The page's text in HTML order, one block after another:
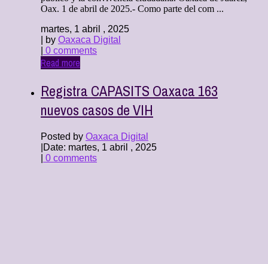
Oax. 1 de abril de 2025.- Como parte del com ...
martes, 1 abril , 2025
| by Oaxaca Digital
0 comments
Read more
Registra CAPASITS Oaxaca 163
nuevos casos de VIH
Posted by Oaxaca Digital
Date: martes, 1 abril , 2025
0 comments